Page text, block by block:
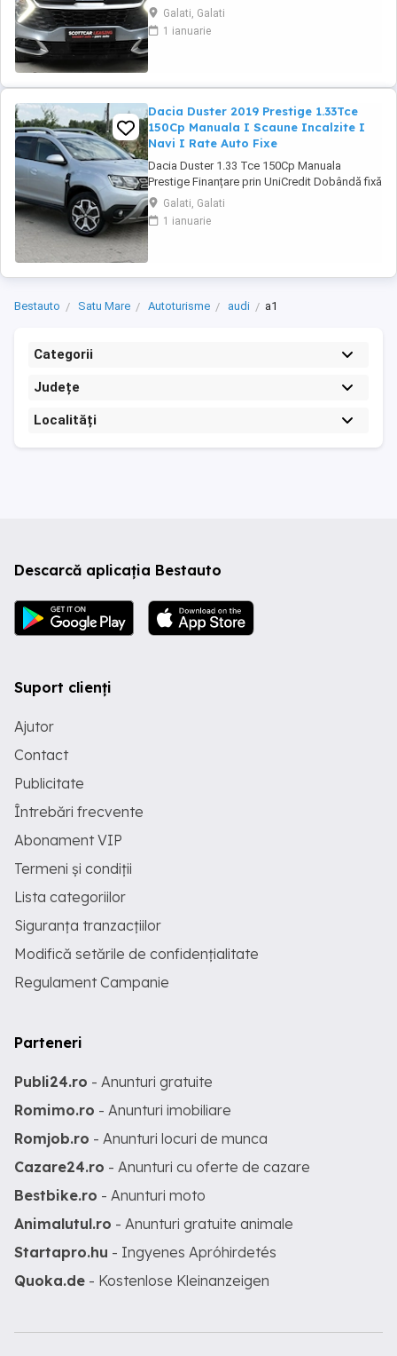
UniCredit Dobândă fixă de la 7,9%* Rate fixe
pe toată perioada finanțării Aprobare rapidă
Garanție inclusă pentru autoturismele eligibile
Galati, Galati
1 ianuarie
Dacia Duster 2019 Prestige 1.33Tce
150Cp Manuala I Scaune Incalzite I
Navi I Rate Auto Fixe
Dacia Duster 1.33 Tce 150Cp Manuala
Prestige Finanțare prin UniCredit Dobândă fixă
de la 7,9%* Rate fixe pe toată perioada
finanțării Aprobare rapidă Garanție inclusă
pentru autoturismele eligibile Transport la
Galati, Galati
1 ianuarie
Bestauto Satu Mare Autoturisme audi a1
Categorii
Județe
Localități
Descarcă aplicația Bestauto
Suport clienți
Ajutor
Contact
Publicitate
Întrebări frecvente
Abonament VIP
Termeni și condiții
Lista categoriilor
Siguranța tranzacțiilor
Modifică setările de confidențialitate
Regulament Campanie
Parteneri
Publi24.ro - Anunturi gratuite
Romimo.ro - Anunturi imobiliare
Romjob.ro - Anunturi locuri de munca
Cazare24.ro - Anunturi cu oferte de cazare
Bestbike.ro - Anunturi moto
Animalutul.ro - Anunturi gratuite animale
Startapro.hu - Ingyenes Apróhirdetés
Quoka.de - Kostenlose Kleinanzeigen